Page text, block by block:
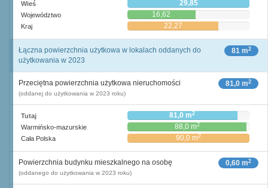
Wieś 29,85
Województwo 16,62
Kraj 22,27
81 m2
Łączna powierzchnia użytkowa w lokalach oddanych do
użytkowania w 2023
81,0 m2
Przeciętna powierzchnia użytkowa nieruchomości
(oddanej do użytkowania w 2023 roku)
Tutaj 81,0 m2
Warmińsko-mazurskie 88,0 m2
Cała Polska 90,0 m2
0,60 m2
Powierzchnia budynku mieszkalnego na osobę
(oddanego do użytkowania w 2023 roku)